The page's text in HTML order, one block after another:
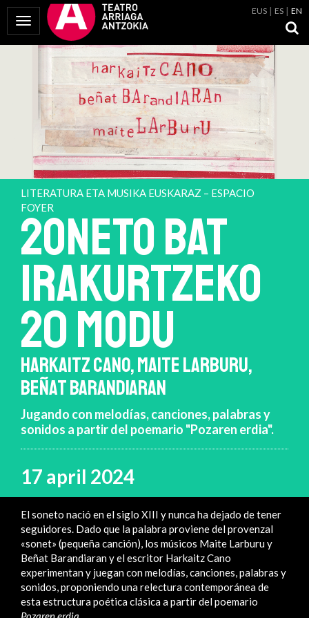
Toggle Navigation
EUS ES EN
LITERATURA ETA MUSIKA EUSKARAZ – ESPACIO
FOYER
2ONETO BAT
IRAKURTZEKO
20 MODU
HARKAITZ CANO, MAITE LARBURU,
BEÑAT BARANDIARAN
Jugando con melodías, canciones, palabras y
sonidos a partir del poemario "Pozaren erdia".
17 april 2024
El soneto nació en el siglo XIII y nunca ha dejado de tener
seguidores. Dado que la palabra proviene del provenzal
«sonet» (pequeña canción), los músicos Maite Larburu y
Beñat Barandiaran y el escritor Harkaitz Cano
experimentan y juegan con melodías, canciones, palabras y
sonidos, proponiendo una relectura contemporánea de
esta estructura poética clásica a partir del poemario